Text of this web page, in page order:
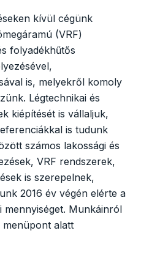
kívül cégünk
(VRF)
folyadékhűtős
is, melyekről komoly
Légtechnikai és
kiépítését is vállaljuk,
is tudunk
számos lakossági és
VRF rendszerek,
is szerepelnek,
2016 év végén elérte a
Munkáinról
alatt